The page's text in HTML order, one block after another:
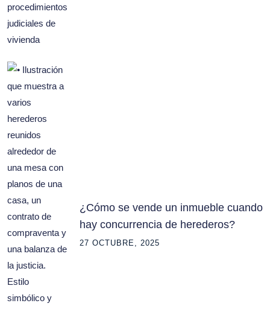
¿Cómo se vende un inmueble cuando
hay concurrencia de herederos?
27 OCTUBRE, 2025